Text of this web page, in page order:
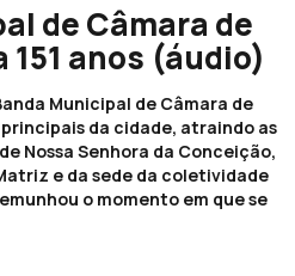
de Câmara de
anos (áudio)
Municipal de Câmara de
da cidade, atraindo as
Nossa Senhora da Conceição,
e da sede da coletividade
o momento em que se